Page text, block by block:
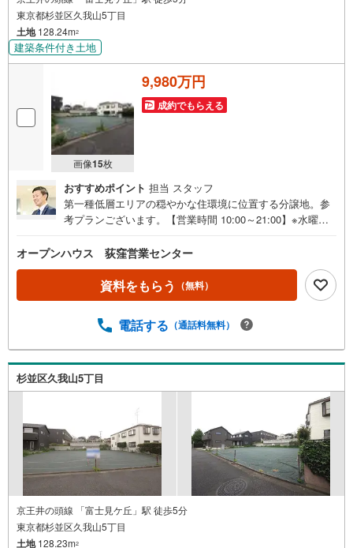
東京都杉並区久我山5丁目
土地128.24m2
建築条件付き土地
画像15枚
9,980万円
成約でもらえる
おすすめポイント 担当 スタッフ
第一種低層エリアの穏やかな住環境に位置する分譲地。参
考プランございます。【営業時間 10:00～21:00】※水曜定
お気軽にご連絡ください！現地を見学される場合は「室
内・現地を見学する（無料）」ボタンよりご希望の日時を
ご記入いただけますとスムーズにご案内が可能です。◎現
地のご案内について・平日や夜遅い時間帯もご案内が可
にご説明いたします。・車でご自宅や最寄り駅等、ご指定
の場所まで送迎します。・チャイルドシートのご用意ござ
います。◎個別FP相談会 無料物件のご紹介だけでなく住
宅ローン・資金のご相談、まずは家探しについて話を聞き
たいという方も大歓迎です！年間8000棟以上の限定物件を
発表しているオープンハウスだから出会える物件が多数ご
ざいます。ぜひお気軽にご連絡・ご相談ください！※限定物
件:当社のみ、もしくは当社を含めた数社でのみご紹介可能
なオープンハウス・ディベロップメントの物件
オープンハウス 荻窪営業センター
資料をもらう （無料）
電話する （通話料無料）
杉並区久我山5丁目
京王井の頭線 「富士見ケ丘」駅 徒歩5分
東京都杉並区久我山5丁目
土地128.23m2